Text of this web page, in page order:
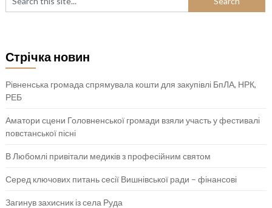
Стрічка новин
Рівненська громада спрямувала кошти для закупівлі БпЛА, НРК,
РЕБ
Аматори сцени Головненської громади взяли участь у фестивалі
повстанської пісні
В Любомлі привітали медиків з професійним святом
Серед ключових питань сесії Вишнівської ради – фінансові
Загинув захисник із села Руда